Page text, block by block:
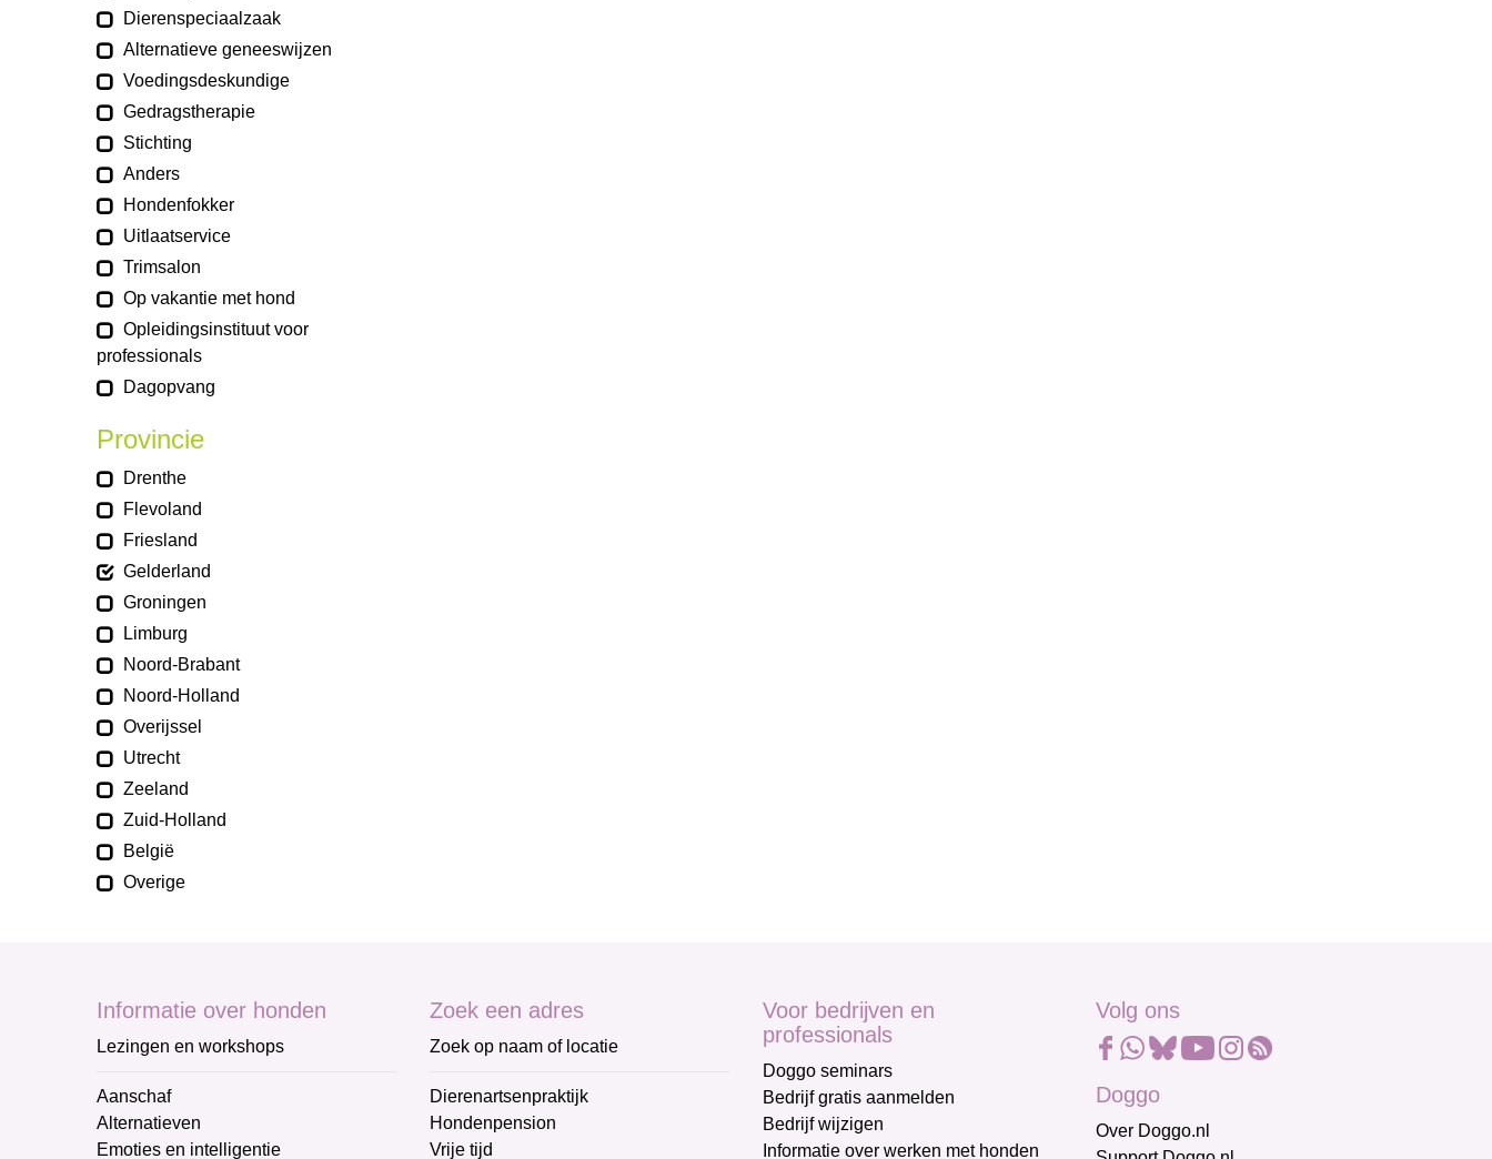
Dierenspeciaalzaak
Alternatieve geneeswijzen
Voedingsdeskundige
Gedragstherapie
Stichting
Anders
Hondenfokker
Uitlaatservice
Trimsalon
Op vakantie met hond
Opleidingsinstituut voor
professionals
Dagopvang
Provincie
Drenthe
Flevoland
Friesland
Gelderland
Groningen
Limburg
Noord-Brabant
Noord-Holland
Overijssel
Utrecht
Zeeland
Zuid-Holland
België
Overige
Informatie over honden
Lezingen en workshops
Aanschaf
Alternatieven
Emoties en intelligentie
Zoek een adres
Zoek op naam of locatie
Dierenartsenpraktijk
Hondenpension
Vrije tijd
Voor bedrijven en
professionals
Doggo seminars
Bedrijf gratis aanmelden
Bedrijf wijzigen
Informatie over werken met honden
Volg ons
Doggo
Over Doggo.nl